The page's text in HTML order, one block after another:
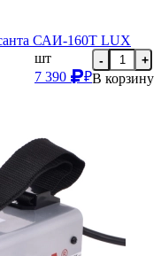
САИ-160Т LUX
шт
7 390
₽
- +
В корзину